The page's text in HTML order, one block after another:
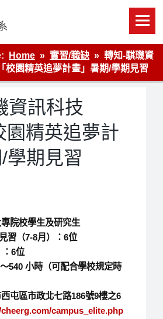
Home 實習/職缺
轉知-騏璣資
校園精英追夢計畫」暑期/學期見習
資訊科技
園精英追夢計
學期見習
院校學生及研究生
習（7-8月）：6位
：6位
540 小時（可配合學校規定時
屯區市政北七路186號9樓之6
campus_elite.php